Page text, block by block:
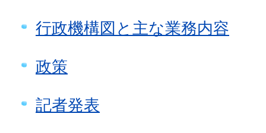
行政機構図と主な業務内容
政策
記者発表